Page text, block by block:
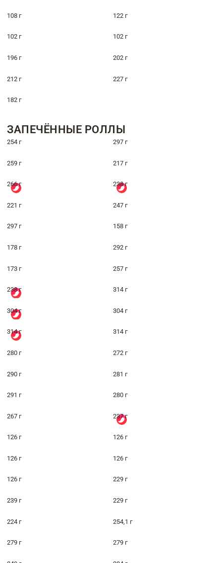
108 г 122 г
102 г 102 г
196 г 202 г
212 г 227 г
182 г
ЗАПЕЧЁННЫЕ РОЛЛЫ
254 г 297 г
259 г 217 г
266 г 238 г
221 г 247 г
297 г 158 г
178 г 292 г
173 г 257 г
238 г 314 г
304 г 304 г
314 г 314 г
280 г 272 г
290 г 281 г
291 г 280 г
267 г 237 г
126 г 126 г
126 г 126 г
126 г 229 г
239 г 229 г
224 г 254,1 г
279 г 279 г